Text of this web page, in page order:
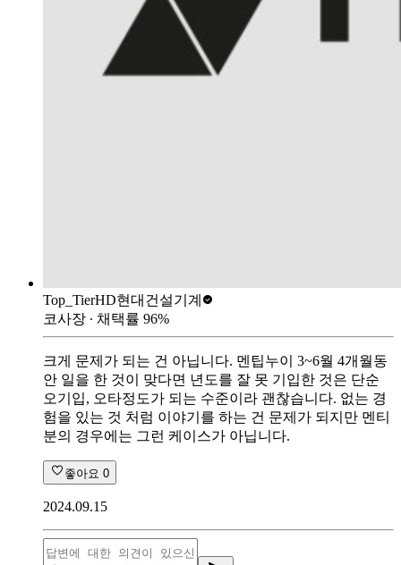
Top_TierHD현대건설기계
코사장 ∙ 채택률 96%
크게 문제가 되는 건 아닙니다. 멘팁누이 3~6월 4개월동
안 일을 한 것이 맞다면 년도를 잘 못 기입한 것은 단순
오기입, 오타정도가 되는 수준이라 괜찮습니다. 없는 경
험을 있는 것 처럼 이야기를 하는 건 문제가 되지만 멘티
분의 경우에는 그런 케이스가 아닙니다.
좋아요 0
2024.09.15